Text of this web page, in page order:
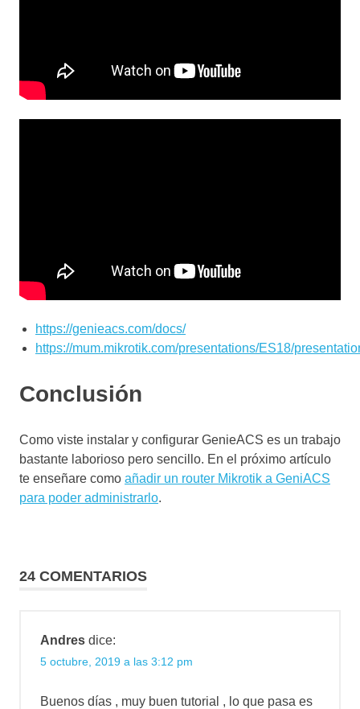
https://genieacs.com/docs/
https://mum.mikrotik.com/presentations/ES18/
Conclusión
Como viste instalar y configurar GenieACS es un trabajo
bastante laborioso pero sencillo. En el próximo artículo
te enseñare como añadir un router Mikrotik a GeniACS
para poder administrarlo.
24 COMENTARIOS
Andres dice:
5 octubre, 2019 a las 3:12 pm
Buenos días , muy buen tutorial , lo que pasa es